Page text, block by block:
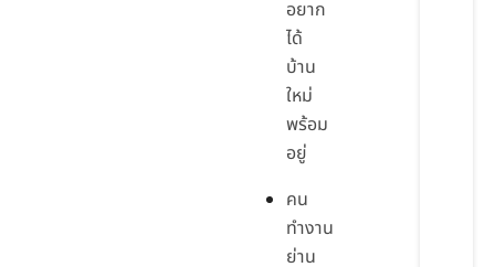
อยาก
ได้
บ้าน
ใหม่
พร้อม
อยู่
คน
ทำงาน
ย่าน